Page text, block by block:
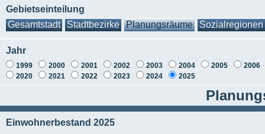
Gebietseinteilung
Gesamtstadt
Stadtbezirke Planungsräume Sozialregionen
Jahr
1999 2000 2001 2002 2003 2004 2005
2006
2020
2021 2022 2023 2024 2025
Einwohnerbestand 2025